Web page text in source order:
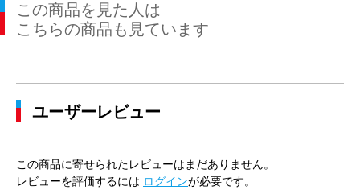
この商品を見た人は
こちらの商品も見ています
ユーザーレビュー
この商品に寄せられたレビューはまだありません。
レビューを評価するには ログインが必要です。